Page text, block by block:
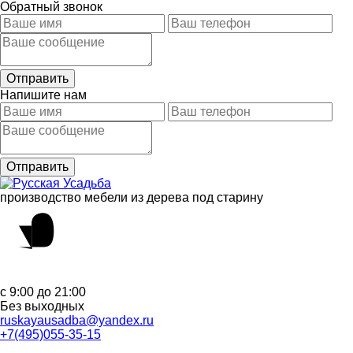
Обратный звонок
Напишите нам
производство мебели из дерева под старину
с 9:00 до 21:00
Без выходных
ruskayausadba@yandex.ru
+7(495)055-35-15